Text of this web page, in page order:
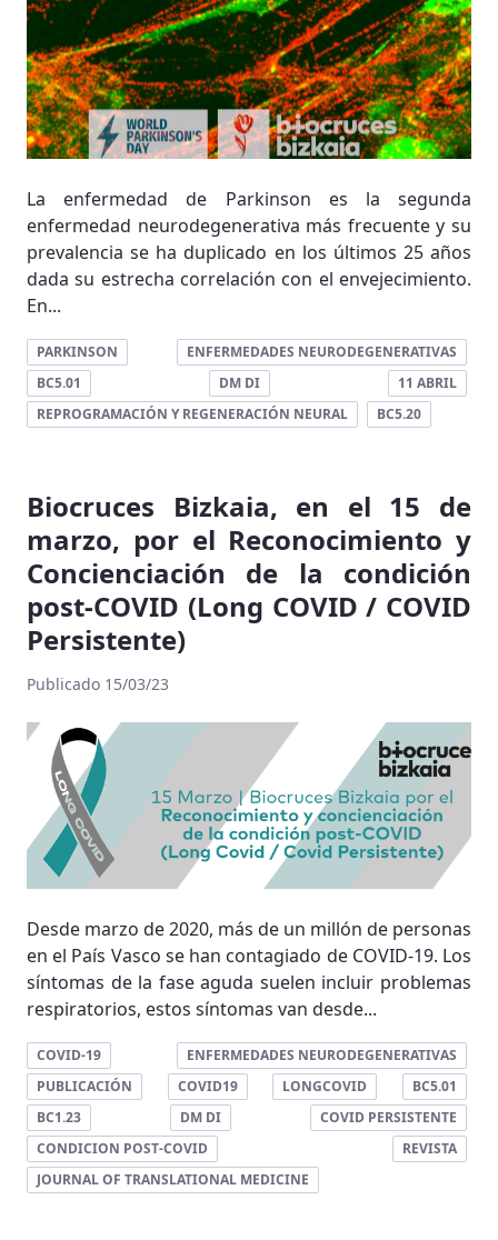
La enfermedad de Parkinson es la segunda
enfermedad neurodegenerativa más frecuente y su
prevalencia se ha duplicado en los últimos 25 años
dada su estrecha correlación con el envejecimiento.
En...
PARKINSON
ENFERMEDADES NEURODEGENERATIVAS
BC5.01
DM DI
11 ABRIL
REPROGRAMACIÓN Y REGENERACIÓN NEURAL
BC5.20
Biocruces Bizkaia, en el 15 de
marzo, por el Reconocimiento y
Concienciación de la condición
post-COVID (Long COVID / COVID
Persistente)
Publicado 15/03/23
Desde marzo de 2020, más de un millón de personas
en el País Vasco se han contagiado de COVID-19. Los
síntomas de la fase aguda suelen incluir problemas
respiratorios, estos síntomas van desde...
COVID-19
ENFERMEDADES NEURODEGENERATIVAS
PUBLICACIÓN
COVID19 LONGCOVID
BC5.01
BC1.23
DM DI
COVID PERSISTENTE
CONDICION POST-COVID
REVISTA
JOURNAL OF TRANSLATIONAL MEDICINE